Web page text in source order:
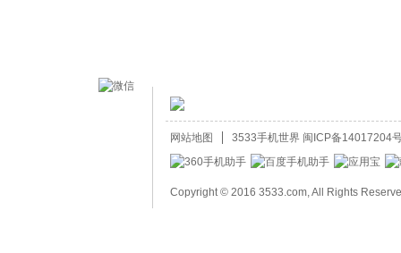
网站地图 3533手机世界 闽ICP备14017204
Copyright © 2016 3533.com, All Rights